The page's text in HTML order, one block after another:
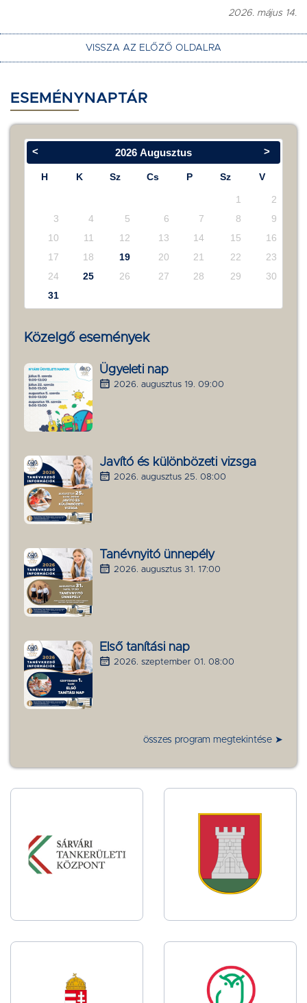
2026. május 14.
VISSZA AZ ELŐZŐ OLDALRA
ESEMÉNYNAPTÁR
< >
2026 Augusztus
H K Sz Cs P Sz V
1
2
3
4 5 6 7 8
9
10
11 12 13 14 15
16
17
18 19 20 21 22
23
24
25 26 27 28 29
30
31
Közelgő események
Ügyeleti nap
2026. augusztus 19. 09:00
Javító és különbözeti vizsga
2026. augusztus 25. 08:00
Tanévnyitó ünnepély
2026. augusztus 31. 17:00
Első tanítási nap
2026. szeptember 01. 08:00
összes program megtekintése ➤